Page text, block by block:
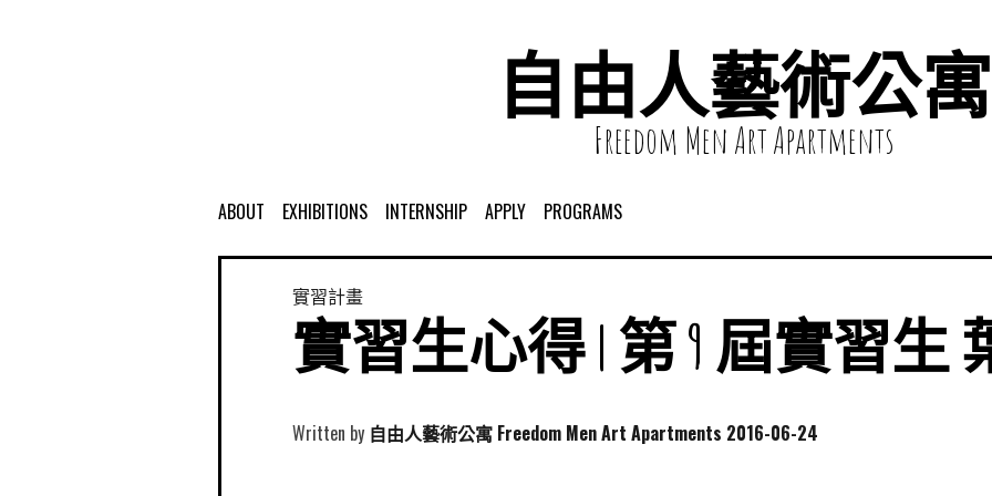
自由人藝術公寓
Freedom Men Art Apartments
ABOUT EXHIBITIONS INTERNSHIP APPLY PROGRAMS
實習計畫
實習生心得 | 第 9 屆實習生
Written by 自由人藝術公寓 Freedom Men Art Apartments 2016-06-24